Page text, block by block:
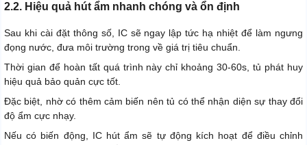
2.2. Hiệu quả hút ẩm nhanh chóng và ổn định
Sau khi cài đặt thông số, IC sẽ ngay lập tức hạ nhiệt để làm ngưng
đọng nước, đưa môi trường trong về giá trị tiêu chuẩn.
Thời gian để hoàn tất quá trình này chỉ khoảng 30-60s, tủ phát huy
hiệu quả bảo quản cực tốt.
Đặc biệt, nhờ có thêm cảm biến nên tủ có thể nhận diện sự thay đổi
độ ẩm cực nhạy.
Nếu có biến động, IC hút ẩm sẽ tự động kích hoạt để điều chỉnh